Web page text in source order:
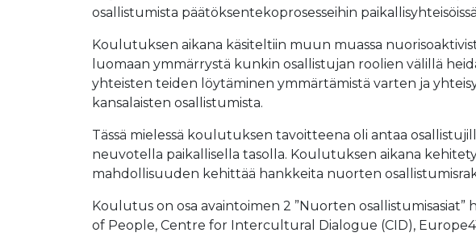
osallistumista päätöksentekoprosesseihin
Koulutuksen aikana käsiteltiin muun muassa
luomaan ymmärrystä kunkin osallistujan roolien välillä
yhteisten teiden löytäminen ymmärtämistä varten ja
kansalaisten osallistumista.
Tässä mielessä koulutuksen tavoitteena oli antaa
neuvotella paikallisella tasolla. Koulutuksen aikana
mahdollisuuden kehittää hankkeita nuorten
Koulutus on osa avaintoimen 2 ”Nuorten
of People, Centre for Intercultural Dialogue (CID),